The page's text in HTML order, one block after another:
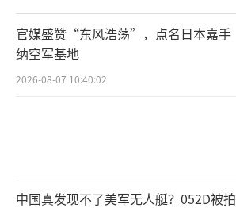
官媒盛赞“东风浩荡”，点名日本嘉手
纳空军基地
2026-08-07 10:40:02
中国真发现不了美军无人艇？052D被拍